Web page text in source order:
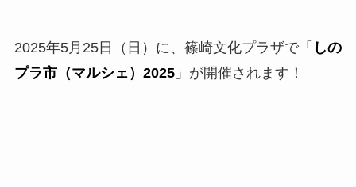
2025年5月25日（日）に、篠崎文化プラザで「 しの
プラ市（マルシェ）2025」が開催されます！